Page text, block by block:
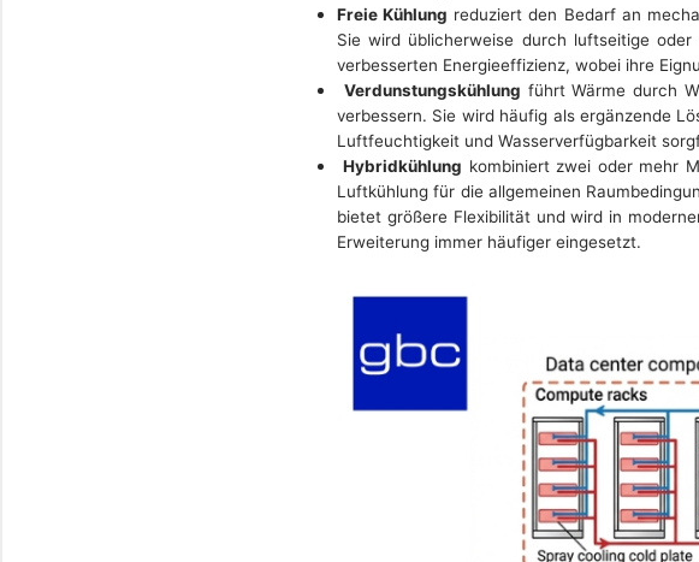
Freie Kühlung reduziert den Bedarf an
Sie wird üblicherweise durch luftseitige
verbesserten Energieeffizienz, wobei ihre
Verdunstungskühlung führt Wärme durch
verbessern. Sie wird häufig als ergänzende
Luftfeuchtigkeit und Wasserverfügbarkeit
Hybridkühlung kombiniert zwei oder mehr
Luftkühlung für die allgemeinen
bietet größere Flexibilität und wird in
Erweiterung immer häufiger eingesetzt.